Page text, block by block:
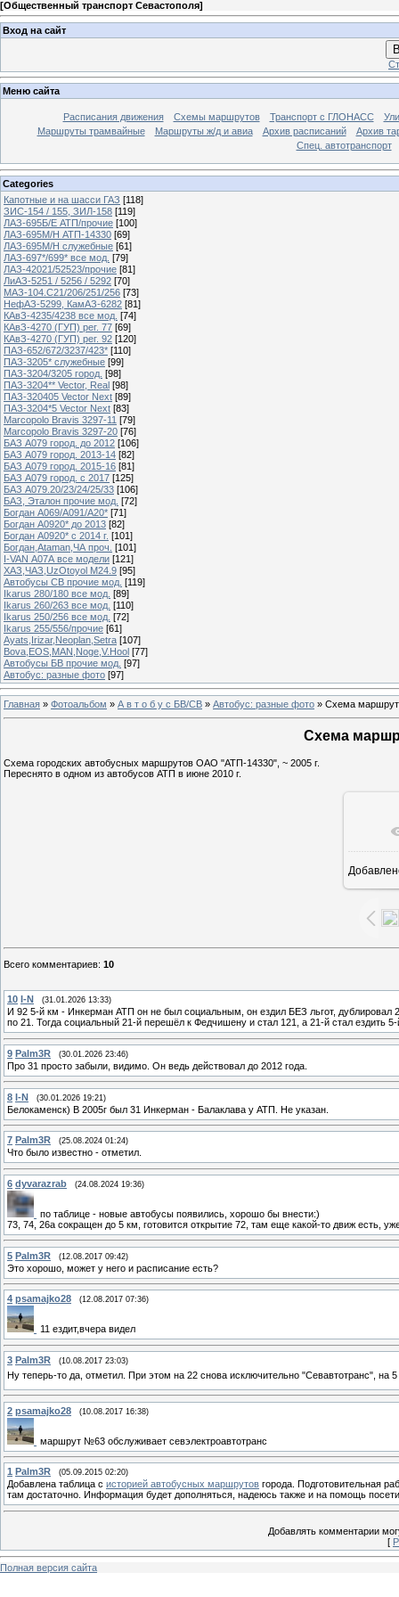
[Общественный транспорт Севастополя]
Вход на сайт
Меню сайта
Расписания движения Схемы маршрутов Транспорт с ГЛОНАСС
Маршруты трамвайные
Маршруты ж/д и авиа Архив расписаний
Архив
Спец. автотранспорт
Categories
Капотные и на шасси ГАЗ [118]
ЗИС-154 / 155, ЗИЛ-158 [119]
ЛАЗ-695Б/Е АТП/прочие [100]
ЛАЗ-695М/Н АТП-14330 [69]
ЛАЗ-695М/Н служебные [61]
ЛАЗ-697*/699* все мод. [79]
ЛАЗ-42021/52523/прочие [81]
ЛиАЗ-5251 / 5256 / 5292 [70]
МАЗ-104.C21/206/251/256 [73]
НефАЗ-5299, КамАЗ-6282 [81]
КАвЗ-4235/4238 все мод. [74]
КАвЗ-4270 (ГУП) рег. 77 [69]
КАвЗ-4270 (ГУП) рег. 92 [120]
ПАЗ-652/672/3237/423* [110]
ПАЗ-3205* служебные [99]
ПАЗ-3204/3205 город. [98]
ПАЗ-3204** Vector, Real [98]
ПАЗ-320405 Vector Next [89]
ПАЗ-3204*5 Vector Next [83]
Marcopolo Bravis 3297-11 [79]
Marcopolo Bravis 3297-20 [76]
БАЗ А079 город. до 2012 [106]
БАЗ А079 город. 2013-14 [82]
БАЗ А079 город. 2015-16 [81]
БАЗ А079 город. с 2017 [125]
БАЗ А079.20/23/24/25/33 [106]
БАЗ, Эталон прочие мод. [72]
Богдан А069/А091/А20* [71]
Богдан А0920* до 2013 [82]
Богдан А0920* с 2014 г. [101]
Богдан,Ataman,ЧА проч. [101]
I-VAN А07А все модели [121]
ХАЗ,ЧАЗ,UzOtoyol M24.9 [95]
Автобусы СВ прочие мод. [119]
Ikarus 280/180 все мод. [89]
Ikarus 260/263 все мод. [110]
Ikarus 250/256 все мод. [72]
Ikarus 255/556/прочие [61]
Ayats,Irizar,Neoplan,Setra [107]
Bova,EOS,MAN,Noge,V.Hool [77]
Автобусы БВ прочие мод. [97]
Автобус: разные фото [97]
Главная » Фотоальбом » А в т о б у с БВ/СВ » Автобус: разные фото » Схема
Схема
Схема городских автобусных маршрутов ОАО "АТП-14330", ~ 2005 г.
Переснято в одном из автобусов АТП в июне 2010 г.
Всего комментариев: 10
10 I-N (31.01.2026 13:33)
И 92 5-й км - Инкерман АТП он не был социальным, он ездил БЕЗ льгот, дублировал
по 21. Тогда социальный 21-й перешёл к Федчишену и стал 121, а 21-й стал ездить
9 Palm3R (30.01.2026 23:46)
Про 31 просто забыли, видимо. Он ведь действовал до 2012 года.
8 I-N (30.01.2026 19:21)
Белокаменск) В 2005г был 31 Инкерман - Балаклава у АТП. Не указан.
7 Palm3R (25.08.2024 01:24)
Что было известно - отметил.
6 dyvarazrab (24.08.2024 19:36)
по таблице - новые автобусы появились, хорошо бы внести:)
73, 74, 26а сокращен до 5 км, готовится открытие 72, там еще какой-то движ есть,
5 Palm3R (12.08.2017 09:42)
Это хорошо, может у него и расписание есть?
4 psamajko28 (12.08.2017 07:36)
11 ездит,вчера видел
3 Palm3R (10.08.2017 23:03)
Ну теперь-то да, отметил. При этом на 22 снова исключительно "Севавтотранс",
2 psamajko28 (10.08.2017 16:38)
маршрут №63 обслуживает севэлектроавтотранс
1 Palm3R (05.09.2015 02:20)
Добавлена таблица с историей автобусных маршрутов города. Подготовительная
там достаточно. Информация будет дополняться, надеюсь также и на помощь
Добавлять комментарии
[
Полная версия сайта